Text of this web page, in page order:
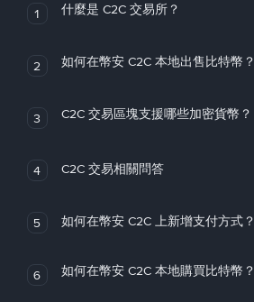
1 什麼是 C2C 交易所？
2 如何在幣安 C2C 本地出售比特幣？
3 C2C 交易區塊支援哪些加密貨幣？
4 C2C 交易相關問答
5 如何在幣安 C2C 上新增支付方式？
6 如何在幣安 C2C 本地購買比特幣？